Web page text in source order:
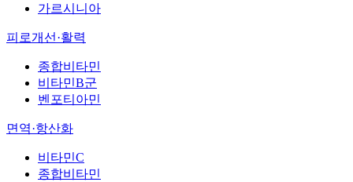
가르시니아
피로개선·활력
종합비타민
비타민B군
벤포티아민
면역·항산화
비타민C
종합비타민